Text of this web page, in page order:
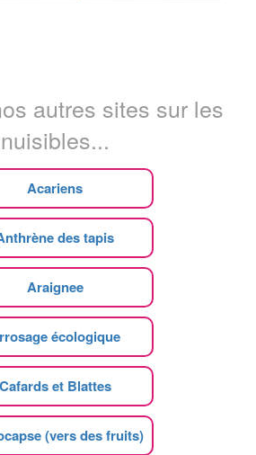
autres sites sur les
nuisibles...
Acariens
des tapis
Araignee
écologique
Cafards et Blattes
(vers des fruits)